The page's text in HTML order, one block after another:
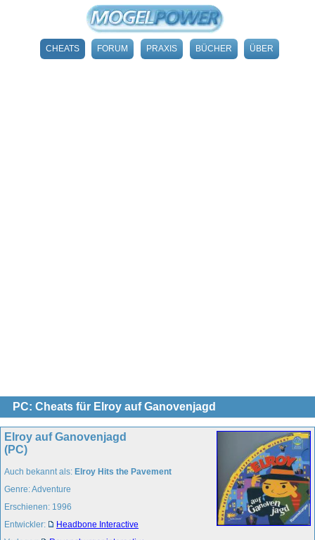
CHEATS FORUM PRAXIS BÜCHER ÜBER
PC: Cheats für Elroy auf Ganovenjagd
Elroy auf Ganovenjagd
(PC)
Auch bekannt als: Elroy Hits the Pavement
Genre: Adventure
Erschienen: 1996
Entwickler:
Headbone Interactive